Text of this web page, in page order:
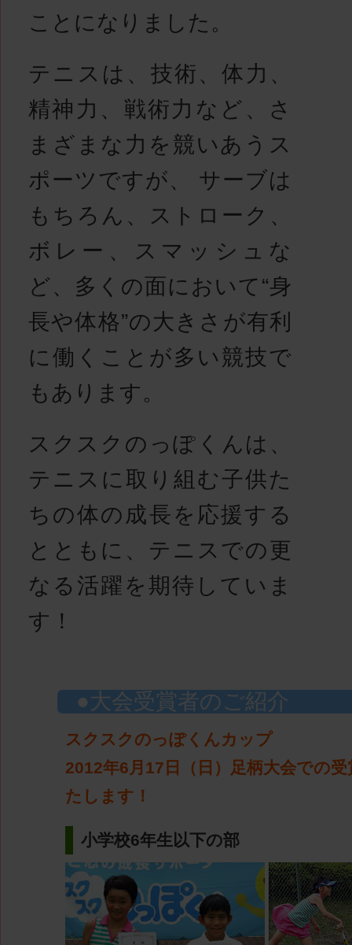
ことになりました。
テニスは、技術、体力、
精神力、戦術力など、さ
まざまな力を競いあうス
ポーツですが、 サーブは
もちろん、ストローク、
ボレー、スマッシュな
ど、多くの面において“身
長や体格”の大きさが有利
に働くことが多い競技で
もあります。
スクスクのっぽくんは、
テニスに取り組む子供た
ちの体の成長を応援する
とともに、テニスでの更
なる活躍を期待していま
す！
大会受賞者のご紹介
スクスクのっぽくんカップ
2012年6月17日（日）足柄大会での
たします！
小学校6年生以下の部